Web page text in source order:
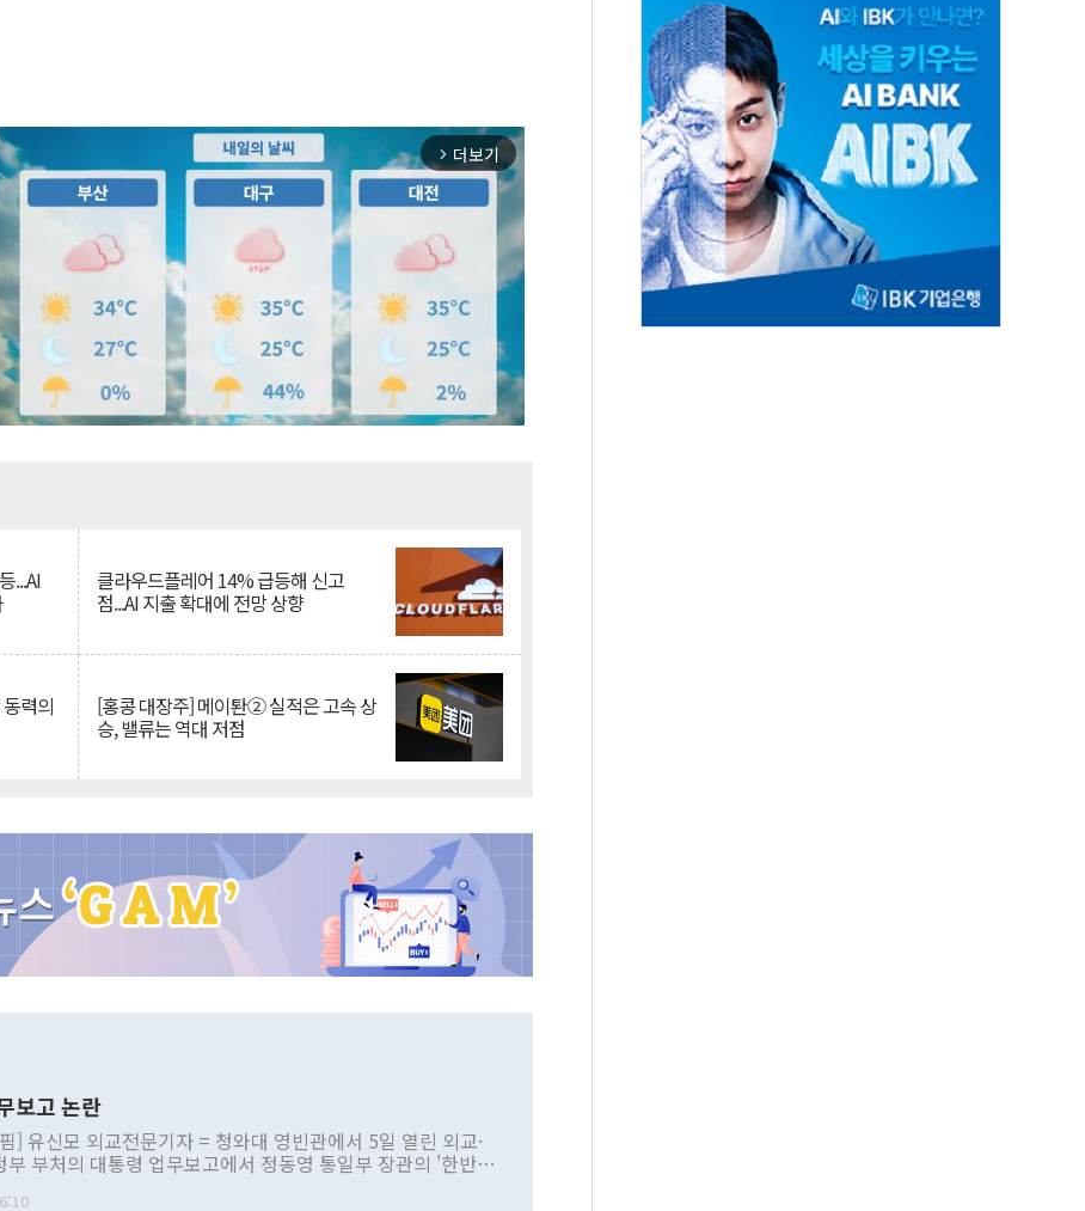
arrow_forward_ios 더보기
...AI 클라우드플레어 14% 급등해 신고
점...AI 지출 확대에 전망 상향
력의 [홍콩 대장주] 메이퇀② 실적은 고속 상
승, 밸류는 역대 저점
보고 논란
] 유신모 외교전문기자 = 청와대 영빈관에서 5일 열린 외교·
부 부처의 대통령 업무보고에서 정동영 통일부 장관의 '한반도